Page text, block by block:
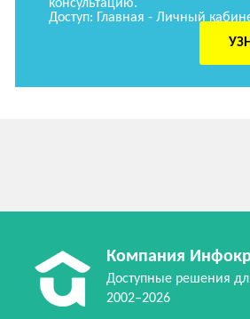
консультацию.
Доступ: Главная - Личный
Компания
Доступные решения
2002–2026